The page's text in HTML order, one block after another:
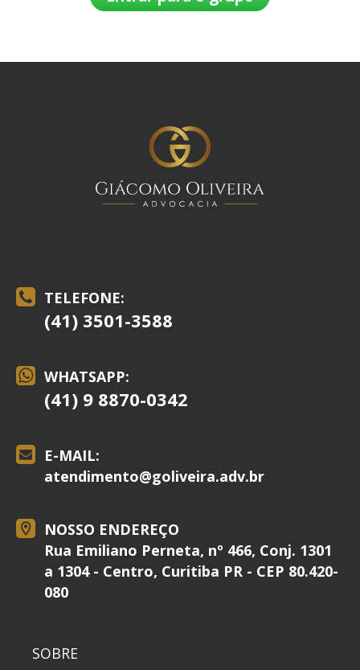
TELEFONE:
(41) 3501-3588
WHATSAPP:
(41) 9 8870-0342
E-MAIL:
atendimento@goliveira.adv.br
NOSSO ENDEREÇO
Rua Emiliano Perneta, nº 466, Conj. 1301
a 1304 - Centro, Curitiba PR - CEP 80.420-
080
SOBRE